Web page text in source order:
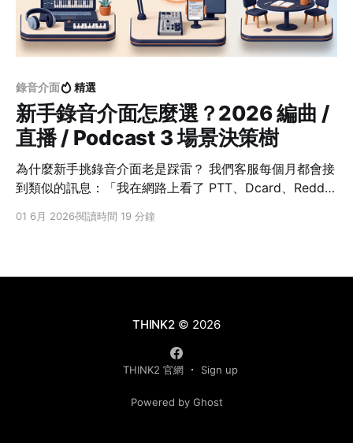
錄音介面 精選
新手錄音介面怎麼選？2026 編曲 /
直播 / Podcast 3 場景決策樹
為什麼新手挑錄音介面老是踩雷？ 我們客服每個月都會接
到類似的訊息：「我在網路上看了 PTT、Dcard、Reddit
根據我們長期觀察：很多剛入門的用戶看完一輪推薦還是
新手買錯介面的災情多半像下面這些： * 主要想做直播，
樂，也聽不到你來賓的聲音。發現問題後上網找一堆軟體
做 rerouting 串來串去，結果花了一整晚搞 routing 還是
回音不斷、電腦聲音莫名其妙跑掉、跟 Discord 訊號打
01 6月 2026閱讀時間 19 分鐘
THINK2© 2026
THINK2 官網 Sign up
Powered by Ghost